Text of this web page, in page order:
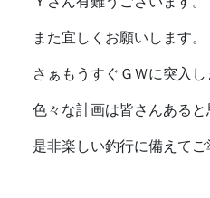
また宜しくお願いします。
さぁもうすぐＧＷに突入し
色々な計画は皆さんあると
是非楽しい釣行に備えてご